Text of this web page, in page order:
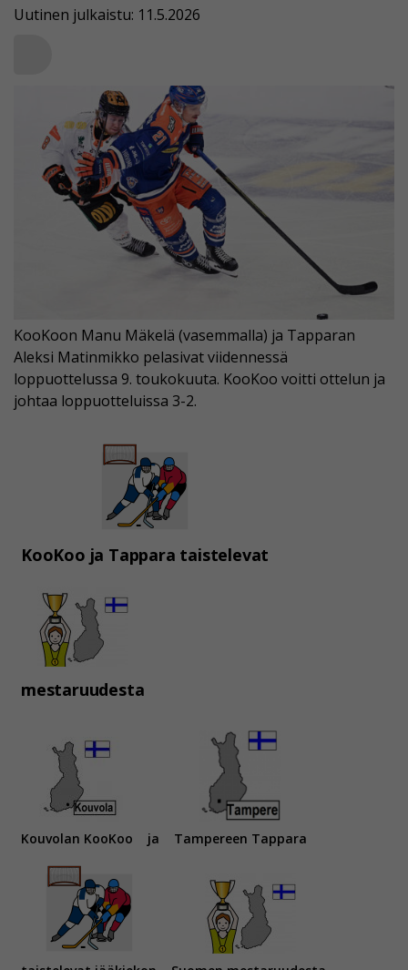
Uutinen julkaistu: 11.5.2026
KooKoo ja Tappara taistelevat
mestaruudesta
KooKoon Manu Mäkelä (vasemmalla) ja Tapparan
Aleksi Matinmikko pelasivat viidennessä
loppuottelussa 9. toukokuuta. KooKoo voitti ottelun ja
johtaa loppuotteluissa 3-2.
Kouvolan KooKoo ja Tampereen Tappara